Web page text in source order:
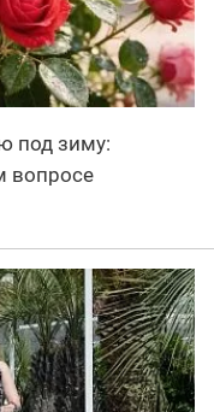
под зиму:
вопросе